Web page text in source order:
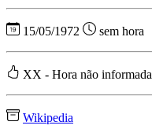
15/05/1972 sem hora
XX - Hora não informada
Wikipedia